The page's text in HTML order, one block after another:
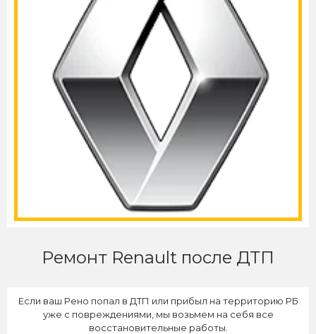
Ремонт Renault после ДТП
Если ваш Рено попал в ДТП или прибыл на территорию РБ
уже с повреждениями, мы возьмем на себя все
восстановительные работы.